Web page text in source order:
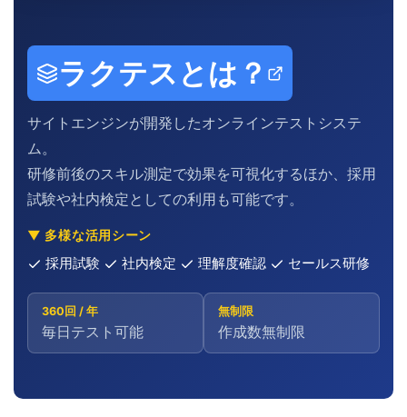
ラクテスとは？
サイトエンジンが開発したオンラインテストシステ
ム。
研修前後のスキル測定で効果を可視化するほか、採用
試験や社内検定としての利用も可能です。
▼ 多様な活用シーン
採用試験 社内検定 理解度確認 セールス研修
360回 / 年
毎日テスト可能
無制限
作成数無制限